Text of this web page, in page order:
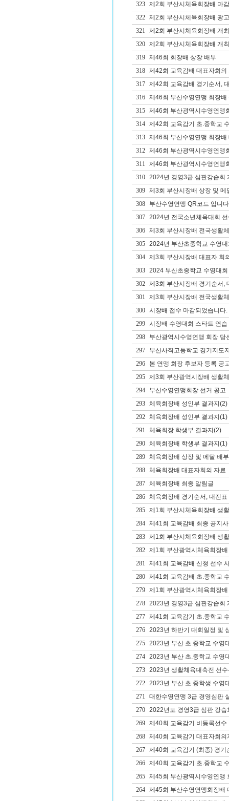
323
제2회 부산시체육회장배 마감
322
제2회 부산시체육회장배 광
321
제2회 부산시체육회장배 개
320
제2회 부산시체육회장배 개
319
제46회 회장배 상장 배부
318
제42회 교육감배 대표자회
317
제42회 교육감배 경기순서,
316
제46회 부산수영연맹 회장배
315
제46회 부산광역시수영연맹
314
제42회 교육감기 초.중학교
313
제46회 부산수영연맹 회장
312
제46회 부산광역시수영연맹
311
제46회 부산광역시수영연맹
310
2024년 경영3급 심판강습회
309
제3회 부산시장배 상장 및 메
308
부산수영연맹 QR코드 입니
307
2024년 전국소년체육대회
306
제3회 부산시장배 전국생활
305
2024년 부산초중학교 수영
304
제3회 부산시장배 대표자 회
303
2024 부산초중학교 수영대회
302
제3회 부산시장배 경기순서,
301
제3회 부산시장배 전국생활
300
시장배 접수 마감되었습니다.
299
시장배 수영대회 스타트 연
298
부산광역시수영연맹 회장 당
297
부산사직고등학교 경기지도
296
본 연맹 회장 후보자 등록 공
295
제3회 부산광역시장배 생활
294
부산수영연맹회장 선거 공고
293
체육회장배 성인부 결과지(2)
292
체육회장배 성인부 결과지(1)
291
체육회장 학생부 결과지(2)
290
체육회장배 학생부 결과지(1)
289
체육회장배 상장 및 메달 배
288
체육회장배 대표자회의 자료
287
체육회장배 최종 알림글
286
체육회장배 경기순서, 대진표
285
제1회 부산시체육회장배 생
284
제41회 교육감배 최종 공지
283
제1회 부산시체육회장배 생
282
제1회 부산광역시체육회장
281
제41회 교육감배 신청 선수
280
제41회 교육감배 초.중학교
279
제1회 부산광역시체육회장
278
2023년 경영3급 심판강습회
277
제41회 교육감기 초.중학교
276
2023년 하반기 대회일정 및
275
2023년 부산 초.중학교 수영
274
2023년 부산 초.중학교 수영
273
2023년 생활체육대축전 선
272
2023년 부산 초.중학생 수영
271
대한수영연맹 3급 경영심판
270
2022년도 경영3급 심판 강습
269
제40회 교육감기 비등록선수
268
제40회 교육감기 대표자회의
267
제40회 교육감기 (최종) 경기
266
제40회 교육감기 초.중학교
265
제45회 부산광역시수영연맹
264
제45회 부산수영연맹회장배